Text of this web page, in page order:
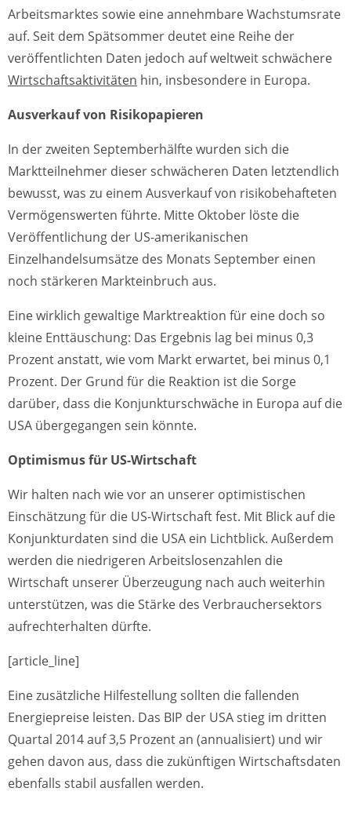
Arbeitsmarktes sowie eine annehmbare Wachstumsrate
auf. Seit dem Spätsommer deutet eine Reihe der
veröffentlichten Daten jedoch auf weltweit schwächere
Wirtschaftsaktivitäten hin, insbesondere in Europa.
Ausverkauf von Risikopapieren
In der zweiten Septemberhälfte wurden sich die
Marktteilnehmer dieser schwächeren Daten letztendlich
bewusst, was zu einem Ausverkauf von risikobehafteten
Vermögenswerten führte. Mitte Oktober löste die
Veröffentlichung der US-amerikanischen
Einzelhandelsumsätze des Monats September einen
noch stärkeren Markteinbruch aus.
Eine wirklich gewaltige Marktreaktion für eine doch so
kleine Enttäuschung: Das Ergebnis lag bei minus 0,3
Prozent anstatt, wie vom Markt erwartet, bei minus 0,1
Prozent. Der Grund für die Reaktion ist die Sorge
darüber, dass die Konjunkturschwäche in Europa auf die
USA übergegangen sein könnte.
Optimismus für US-Wirtschaft
Wir halten nach wie vor an unserer optimistischen
Einschätzung für die US-Wirtschaft fest. Mit Blick auf die
Konjunkturdaten sind die USA ein Lichtblick. Außerdem
werden die niedrigeren Arbeitslosenzahlen die
Wirtschaft unserer Überzeugung nach auch weiterhin
unterstützen, was die Stärke des Verbrauchersektors
aufrechterhalten dürfte.
[article_line]
Eine zusätzliche Hilfestellung sollten die fallenden
Energiepreise leisten. Das BIP der USA stieg im dritten
Quartal 2014 auf 3,5 Prozent an (annualisiert) und wir
gehen davon aus, dass die zukünftigen Wirtschaftsdaten
ebenfalls stabil ausfallen werden.